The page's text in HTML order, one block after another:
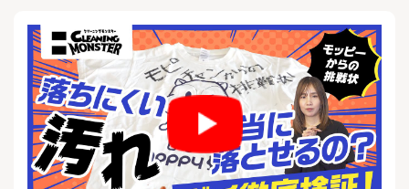
・汗抜き加工
・折り目加工
・糊付け加工（Yシャツのみ）
・柔軟加工
・防虫加工済み不織布カバー吊り仕上げ
・再仕上げ